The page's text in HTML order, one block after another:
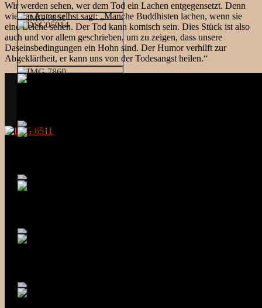
Wir werden sehen, wer dem Tod ein Lachen entgegensetzt. Denn
wie der Autor selbst sagt: „Manche Buddhisten lachen, wenn sie
eine Leiche sehen. Der Tod kann komisch sein. Dies Stück ist also
auch und vor allem geschrieben, um zu zeigen, dass unsere
Daseinsbedingungen ein Hohn sind. Der Humor verhilft zur
Abgeklärtheit, er kann uns von der Todesangst heilen.“